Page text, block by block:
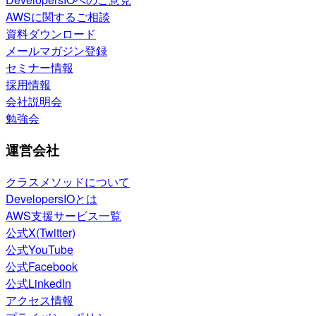
AWSに関するご相談
資料ダウンロード
メールマガジン登録
セミナー情報
採用情報
会社説明会
勉強会
運営会社
クラスメソッドについて
DevelopersIOとは
AWS支援サービス一覧
公式X(Twitter)
公式YouTube
公式Facebook
公式LinkedIn
アクセス情報